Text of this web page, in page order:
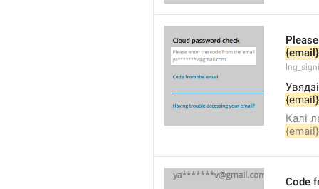
{email}
{email}
Калі
{email}
Code